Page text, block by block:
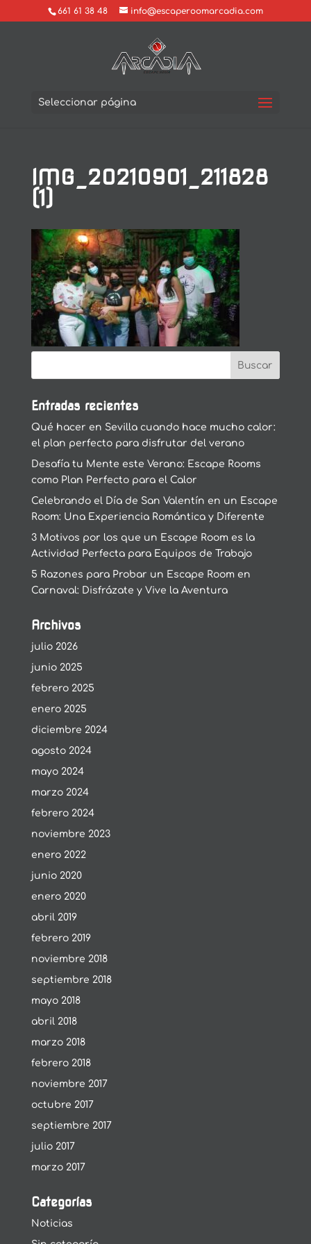
661 61 38 48 info@escaperoomarcadia.com
Seleccionar página
IMG_20210901_211828
(1)
Entradas recientes
Qué hacer en Sevilla cuando hace mucho calor:
el plan perfecto para disfrutar del verano
Desafía tu Mente este Verano: Escape Rooms
como Plan Perfecto para el Calor
Celebrando el Día de San Valentín en un Escape
Room: Una Experiencia Romántica y Diferente
3 Motivos por los que un Escape Room es la
Actividad Perfecta para Equipos de Trabajo
5 Razones para Probar un Escape Room en
Carnaval: Disfrázate y Vive la Aventura
Archivos
julio 2026
junio 2025
febrero 2025
enero 2025
diciembre 2024
agosto 2024
mayo 2024
marzo 2024
febrero 2024
noviembre 2023
enero 2022
junio 2020
enero 2020
abril 2019
febrero 2019
noviembre 2018
septiembre 2018
mayo 2018
abril 2018
marzo 2018
febrero 2018
noviembre 2017
octubre 2017
septiembre 2017
julio 2017
marzo 2017
Categorías
Noticias